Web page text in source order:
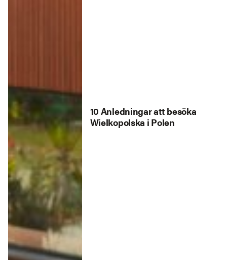
10 Anledningar att besöka
Wielkopolska i Polen